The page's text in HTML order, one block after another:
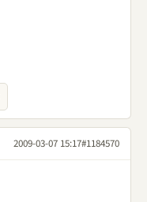
2009-03-07 15:17#1184570